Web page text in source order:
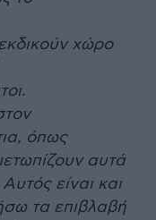
χώρο
όπως
αυτά
είναι και
τα επιβλαβή